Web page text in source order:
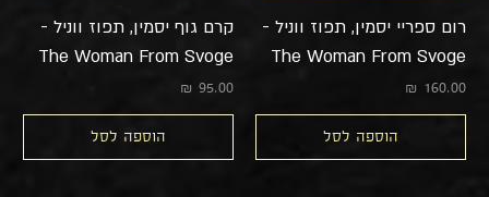
רום ספריי יסמין, תפוז ווניל -
The Woman From Svoge
מחיר
הוספה לסל
קרם גוף יסמין, תפוז ווניל -
The Woman From Svoge
מחיר
הוספה לסל